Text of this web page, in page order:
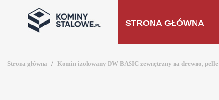
STRONA GŁÓWNA
Strona główna Komin izolowany DW BASIC zewnętrzny na drewno,